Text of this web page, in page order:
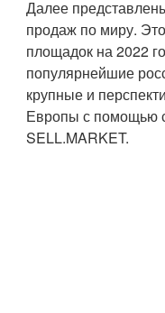
Далее
продаж по миру.
площадок на 2022
популярнейшие
крупные и
Европы с помощью
SELL.MARKET.